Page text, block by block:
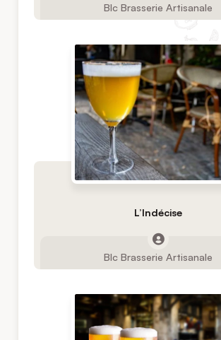
Blc Brasserie Artisanale
L’Indécise
Blc Brasserie Artisanale